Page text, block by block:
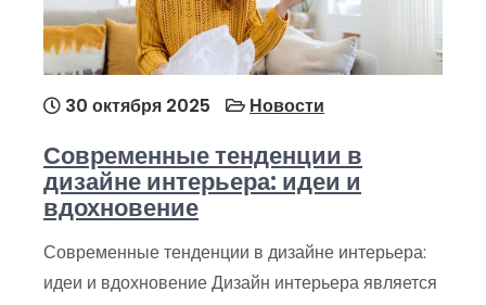
30 октября 2025 Новости
Современные тенденции в
дизайне интерьера: идеи и
вдохновение
Современные тенденции в дизайне интерьера:
идеи и вдохновение Дизайн интерьера является